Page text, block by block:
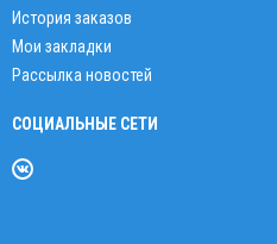
История заказов
Мои закладки
Рассылка новостей
СОЦИАЛЬНЫЕ СЕТИ